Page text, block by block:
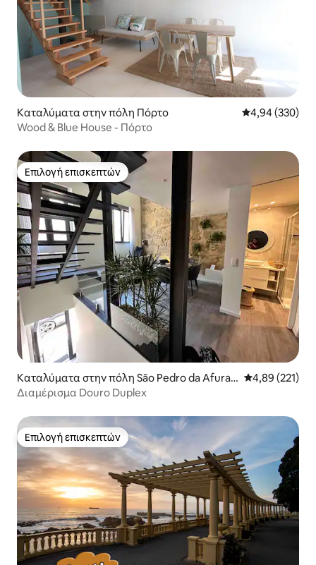
Καταλύματα στην πόλη Πόρτο Μέση
4,94 (330)
Wood & Blue House - Πόρτο
Επιλογή επισκεπτών
Επιλογή επισκεπτών
Καταλύματα στην πόλη São Pedro da Afurad
a
Μέση
4,89 (221)
Διαμέρισμα Douro Duplex
Επιλογή επισκεπτών
Επιλογή επισκεπτών